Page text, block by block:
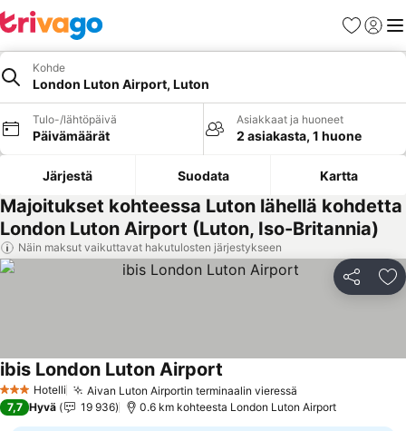
Suosikit
Kohde
London Luton Airport, Luton
Tulo-/lähtöpäivä
Päivämäärät
Asiakkaat ja huoneet
2 asiakasta, 1 huone
Järjestä Suodata Kartta
Majoitukset kohteessa Luton lähellä kohdetta
London Luton Airport (Luton, Iso-Britannia)
Näin maksut vaikuttavat hakutulosten järjestykseen
Jaa
3 Tähtiluokitus
Hotelli Aivan Luton Airportin terminaalin vieressä
ibis London Luton Airport
7,7 Hyvä 19 936 0.6 km kohteesta London Luton Airport